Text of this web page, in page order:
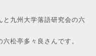
と九州大学落語研究会の六
松亭多々良さんです。